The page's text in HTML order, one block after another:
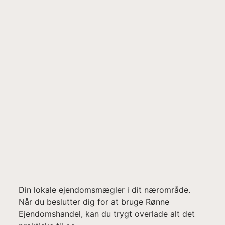
Din lokale ejendomsmægler i dit nærområde.
Når du beslutter dig for at bruge Rønne
Ejendomshandel, kan du trygt overlade alt det